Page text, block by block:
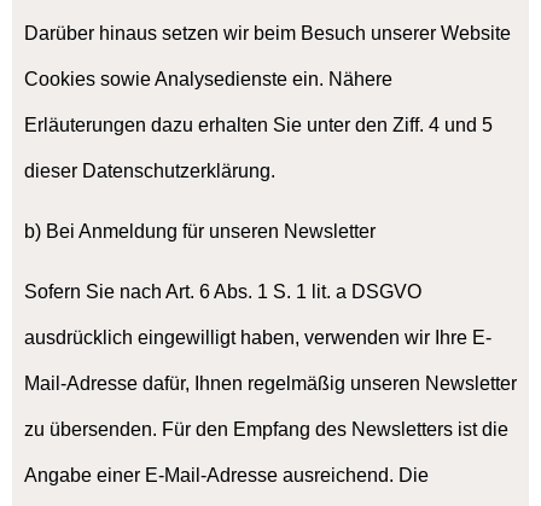
Darüber hinaus setzen wir beim Besuch unserer Website
Cookies sowie Analysedienste ein. Nähere
Erläuterungen dazu erhalten Sie unter den Ziff. 4 und 5
dieser Datenschutzerklärung.
b) Bei Anmeldung für unseren Newsletter
Sofern Sie nach Art. 6 Abs. 1 S. 1 lit. a DSGVO
ausdrücklich eingewilligt haben, verwenden wir Ihre E-
Mail-Adresse dafür, Ihnen regelmäßig unseren Newsletter
zu übersenden. Für den Empfang des Newsletters ist die
Angabe einer E-Mail-Adresse ausreichend. Die